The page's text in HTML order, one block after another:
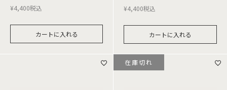
¥4,400税込
カートに入れる
¥4,400税込
カートに入れる
在庫切れ